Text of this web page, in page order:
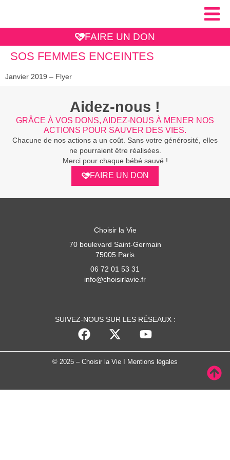
FAIRE UN DON
SOS FEMMES ENCEINTES
Janvier 2019 – Flyer
Aidez-nous !
GRÂCE À VOS DONS, AIDEZ-NOUS À MENER NOS
ACTIONS POUR SAUVER DES VIES.
Chacune de nos actions a un coût. Sans votre générosité, elles
ne pourraient être réalisées.
Merci pour chaque bébé sauvé !
FAIRE UN DON
Choisir la Vie
70 boulevard Saint-Germain
75005 Paris
06 72 01 53 31
info@choisirlavie.fr
SUIVEZ-NOUS SUR LES RÉSEAUX :
© 2025 – Choisir la Vie I Mentions légales